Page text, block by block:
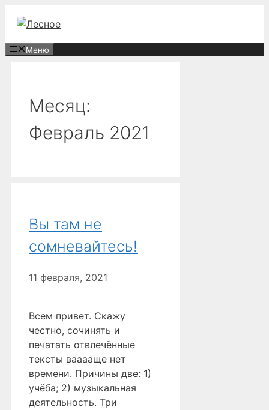
содержимому
Меню
Месяц:
Февраль 2021
Вы там не
сомневайтесь!
11 февраля, 2021
Всем привет. Скажу
честно, сочинять и
печатать отвлечённые
тексты вааааще нет
времени. Причины две: 1)
учёба; 2) музыкальная
деятельность. Три